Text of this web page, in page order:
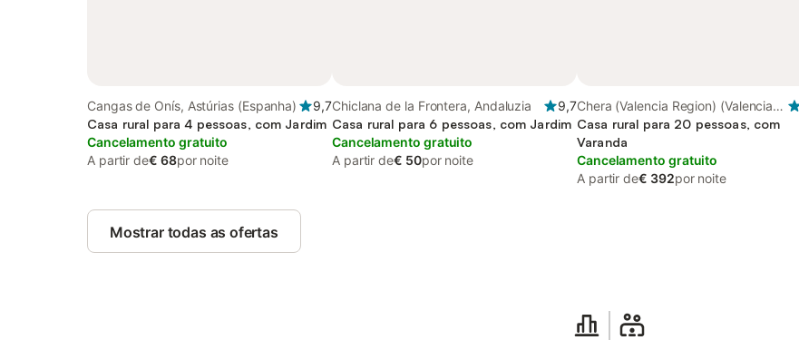
Cangas de Onís, Astúrias (Espanha)
9,7
Casa rural para 4 pessoas, com Jardim
Cancelamento gratuito
A partir de€ 68por noite
Chiclana de la Frontera, Andaluzia
9,7
Casa rural para 6 pessoas, com Jardim
Cancelamento gratuito
A partir de€ 50por noite
Chera (Valencia Region) (Valencia
Region), Comunidade Valenciana
Casa rural para 20 pessoas, com
Varanda
Cancelamento gratuito
A partir de€ 392por noite
Mostrar todas as ofertas